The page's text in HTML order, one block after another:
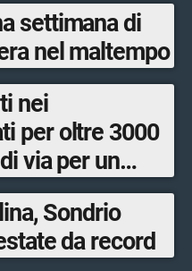
settimana di
nel maltempo
nei
per oltre 3000
via per un
Sondrio
da record